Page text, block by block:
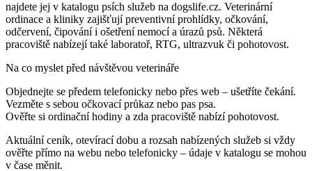
najdete jej v katalogu psích služeb na dogslife.cz. Veterinární
ordinace a kliniky zajišťují preventivní prohlídky, očkování,
odčervení, čipování i ošetření nemocí a úrazů psů. Některá
pracoviště nabízejí také laboratoř, RTG, ultrazvuk či pohotovost.
Na co myslet před návštěvou veterináře
Objednejte se předem telefonicky nebo přes web – ušetříte čekání.
Vezměte s sebou očkovací průkaz nebo pas psa.
Ověřte si ordinační hodiny a zda pracoviště nabízí pohotovost.
Aktuální ceník, otevírací dobu a rozsah nabízených služeb si vždy
ověřte přímo na webu nebo telefonicky – údaje v katalogu se mohou
v čase měnit.